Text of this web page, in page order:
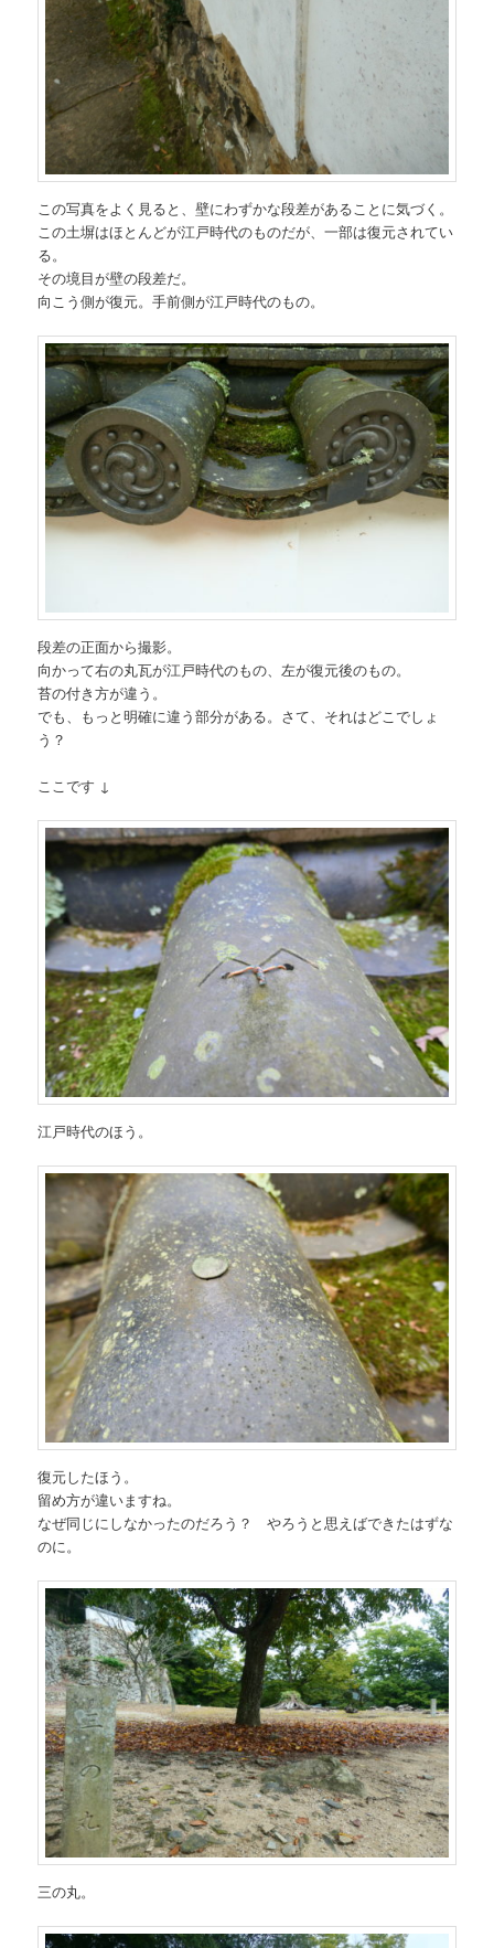
この写真をよく見ると、壁にわずかな段差があることに気づく。
この土塀はほとんどが江戸時代のものだが、一部は復元されてい
る。
その境目が壁の段差だ。
向こう側が復元。手前側が江戸時代のもの。
段差の正面から撮影。
向かって右の丸瓦が江戸時代のもの、左が復元後のもの。
苔の付き方が違う。
でも、もっと明確に違う部分がある。さて、それはどこでしょ
う？
ここです ↓
江戸時代のほう。
復元したほう。
留め方が違いますね。
なぜ同じにしなかったのだろう？ やろうと思えばできたはずな
のに。
三の丸。